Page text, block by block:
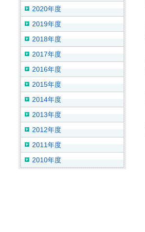
2020年度
2019年度
2018年度
2017年度
2016年度
2015年度
2014年度
2013年度
2012年度
2011年度
2010年度